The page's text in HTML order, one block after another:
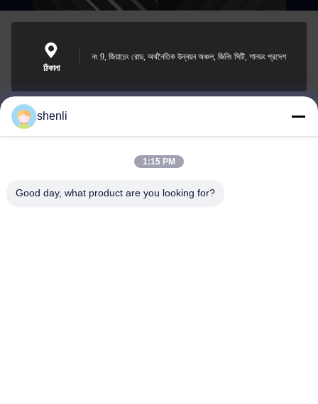
ঠিকানা
নং 9, জিয়াচেং রোড, অর্থনৈতিক উন্নয়ন অঞ্চল, জিনিং সিটি, শানডং প্রদেশ
shenli@shenlirigging.com
shenli
1:15 PM
Good day, what product are you looking for?